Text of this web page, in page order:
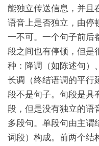
能独立传送信息，并且
语音上是否独立，由停
一不可。一个句子前后
段之间也有停顿，但是
种：降调（如陈述句）
长调（终结语调的平行
段不是句子。句段是具
段，但是没有独立的语
多段句。单段句由主谓
词段）构成。前两个结